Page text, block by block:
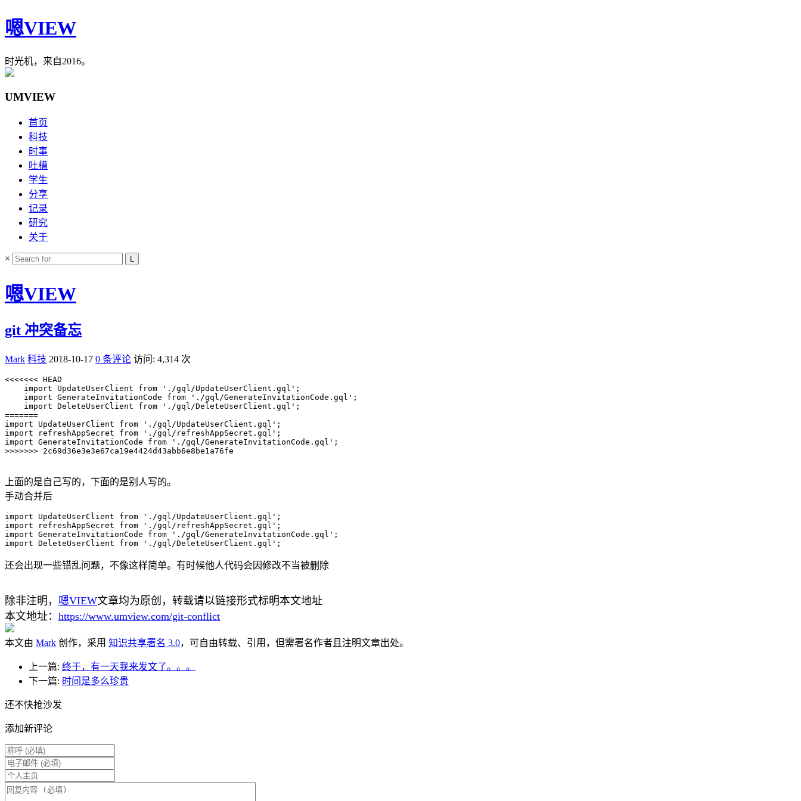
嗯VIEW
时光机，来自2016。
UMVIEW
首页
科技
时事
吐槽
学生
分享
记录
研究
关于
×
嗯VIEW
git 冲突备忘
Mark 科技 2018-10-17 0 条评论 访问: 4,314 次
<<<<<<< HEAD
    import UpdateUserClient from './gql/UpdateUserClient.gql';
    import GenerateInvitationCode from './gql/GenerateInvitationCode.gql';
    import DeleteUserClient from './gql/DeleteUserClient.gql';
=======
import UpdateUserClient from './gql/UpdateUserClient.gql';
import refreshAppSecret from './gql/refreshAppSecret.gql';
import GenerateInvitationCode from './gql/GenerateInvitationCode.gql';
>>>>>>> 2c69d36e3e3e67ca19e4424d43abb6e8be1a76fe
上面的是自己写的，下面的是别人写的。
手动合并后
import UpdateUserClient from './gql/UpdateUserClient.gql';
import refreshAppSecret from './gql/refreshAppSecret.gql';
import GenerateInvitationCode from './gql/GenerateInvitationCode.gql';
还会出现一些错乱问题，不像这样简单。有时候他人代码会因修改不当被删除
除非注明， 嗯VIEW文章均为原创，转载请以链接形式标明本文地址
本文地址： https://www.umview.com/git-conflict
本文由 Mark 创作，采用 知识共享署名 3.0，可自由转载、引用，但需署名作者且注明文章出处。
上一篇: 终于，有一天我来发文了。。。
下一篇: 时间是多么珍贵
还不快抢沙发
添加新评论